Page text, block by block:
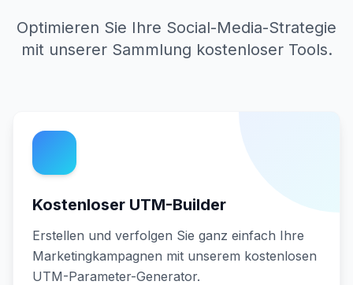
Optimieren Sie Ihre Social-Media-Strategie
mit unserer Sammlung kostenloser Tools.
Kostenloser UTM-Builder
Erstellen und verfolgen Sie ganz einfach Ihre
Marketingkampagnen mit unserem kostenlosen
UTM-Parameter-Generator.